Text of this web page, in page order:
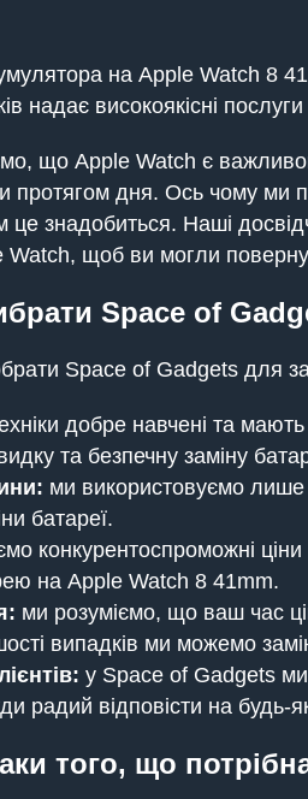
на Apple Watch 8
надає високоякісні
що Apple Watch є
протягом дня. Ось чому
знадобиться. Наші
Watch, щоб ви могли
Space of
Space of Gadgets для
добре навчені та
та безпечну заміну
ми використовуємо лише
батареї.
конкурентоспроможні
на Apple Watch 8 41mm.
ми розуміємо, що ваш час
випадків ми можемо
у Space of Gadgets
радий відповісти на будь-
того, що